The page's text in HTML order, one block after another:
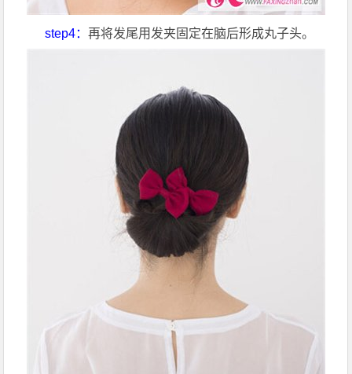
step4：再将发尾用发夹固定在脑后形成丸子头。